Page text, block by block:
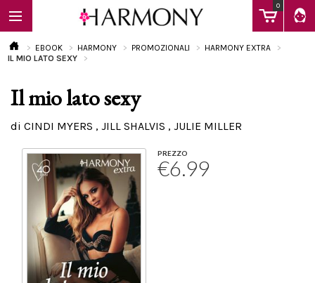
0
EBOOK
Calendario
EBOOK HARMONY PROMOZIONALI
HARMONY EXTRA
IL MIO LATO SEXY
Il mio lato sexy
di CINDI MYERS , JILL SHALVIS , JULIE MILLER
PREZZO
€6.99